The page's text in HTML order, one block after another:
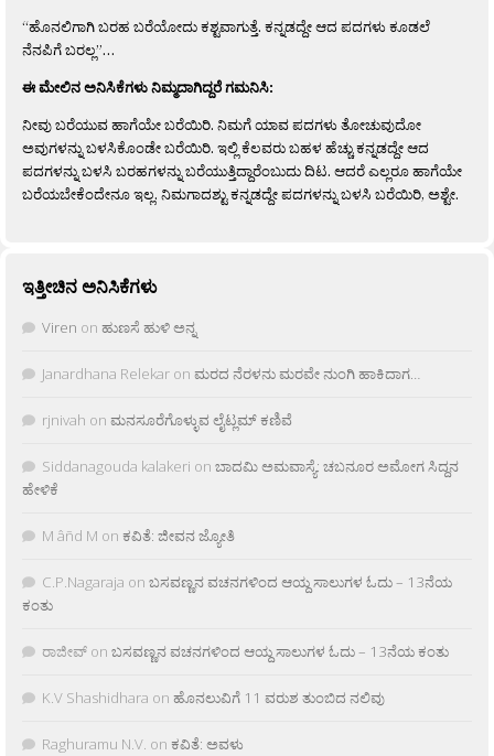
“ಹೊನಲಿಗಾಗಿ ಬರಹ ಬರೆಯೋದು ಕಶ್ಟವಾಗುತ್ತೆ. ಕನ್ನಡದ್ದೇ ಆದ ಪದಗಳು ಕೂಡಲೆ
ನೆನಪಿಗೆ ಬರಲ್ಲ”…
ಈ ಮೇಲಿನ ಅನಿಸಿಕೆಗಳು ನಿಮ್ಮದಾಗಿದ್ದರೆ ಗಮನಿಸಿ:
ನೀವು ಬರೆಯುವ ಹಾಗೆಯೇ ಬರೆಯಿರಿ. ನಿಮಗೆ ಯಾವ ಪದಗಳು ತೋಚುವುದೋ
ಅವುಗಳನ್ನು ಬಳಸಿಕೊಂಡೇ ಬರೆಯಿರಿ. ಇಲ್ಲಿ ಕೆಲವರು ಬಹಳ ಹೆಚ್ಚು ಕನ್ನಡದ್ದೇ ಆದ
ಪದಗಳನ್ನು ಬಳಸಿ ಬರಹಗಳನ್ನು ಬರೆಯುತ್ತಿದ್ದಾರೆಂಬುದು ದಿಟ. ಆದರೆ ಎಲ್ಲರೂ ಹಾಗೆಯೇ
ಬರೆಯಬೇಕೆಂದೇನೂ ಇಲ್ಲ. ನಿಮಗಾದಶ್ಟು ಕನ್ನಡದ್ದೇ ಪದಗಳನ್ನು ಬಳಸಿ ಬರೆಯಿರಿ, ಅಶ್ಟೇ.
ಇತ್ತೀಚಿನ ಅನಿಸಿಕೆಗಳು
Viren on ಹುಣಸೆ ಹುಳಿ ಅನ್ನ
Janardhana Relekar on ಮರದ ನೆರಳನು ಮರವೇ ನುಂಗಿ ಹಾಕಿದಾಗ…
rjnivah on ಮನಸೂರೆಗೊಳ್ಳುವ ಲೈಟ್ಲಮ್ ಕಣಿವೆ
Siddanagouda kalakeri on ಬಾದಮಿ ಅಮವಾಸ್ಯೆ: ಚಬನೂರ ಅಮೋಗ ಸಿದ್ದನ
ಹೇಳಿಕೆ
M âñd M on ಕವಿತೆ: ಜೀವನ ಜ್ಯೋತಿ
C.P.Nagaraja on ಬಸವಣ್ಣನ ವಚನಗಳಿಂದ ಆಯ್ದ ಸಾಲುಗಳ ಓದು – 13ನೆಯ
ಕಂತು
ರಾಜೀವ್ on ಬಸವಣ್ಣನ ವಚನಗಳಿಂದ ಆಯ್ದ ಸಾಲುಗಳ ಓದು – 13ನೆಯ ಕಂತು
K.V Shashidhara on ಹೊನಲುವಿಗೆ 11 ವರುಶ ತುಂಬಿದ ನಲಿವು
Raghuramu N.V. on ಕವಿತೆ: ಅವಳು